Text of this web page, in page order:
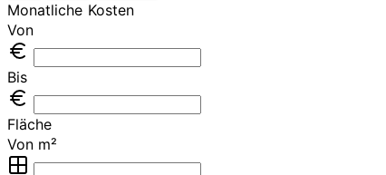
Monatliche Kosten
Von
Bis
Fläche
Von m²